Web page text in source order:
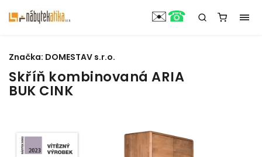
Skříň kombinovaná ARIA
BUK CINK
Značka: DOMESTAV s.r.o.
✉️☎